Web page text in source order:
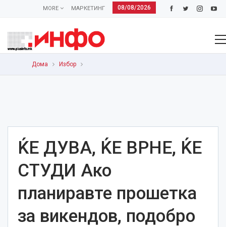
08/08/2026
МАРКЕТИНГ
MORE
Дома Избор
ЌЕ ДУВА, ЌЕ ВРНЕ, ЌЕ
СТУДИ Ако
планиравте прошетка
за викендов, подобро